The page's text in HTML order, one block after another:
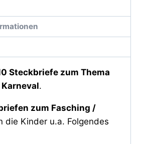
Steckbriefe zum Thema
.
zum Fasching /
die Kinder u.a. Folgendes